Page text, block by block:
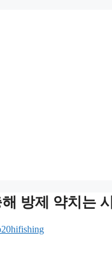
방제 약치는